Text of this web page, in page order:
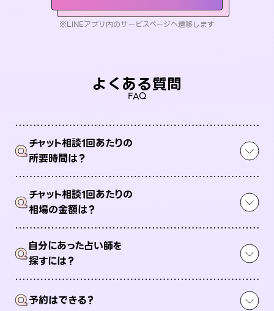
※LINEアプリ内のサービスページへ遷移します
よくある質問
FAQ
Qチャット相談1回あたりの
所要時間は？
Qチャット相談1回あたりの
相場の金額は？
Q自分にあった占い師を
探すには？
Q予約はできる？